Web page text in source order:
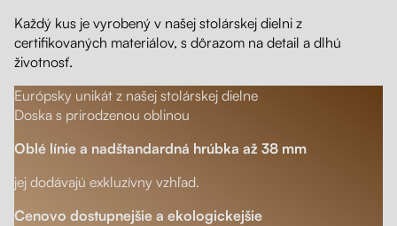
Každý kus je vyrobený v našej stolárskej dielni z
certifikovaných materiálov, s dôrazom na detail a dlhú
životnosť.
Európsky unikát z našej stolárskej dielne
Doska s prirodzenou oblinou
Oblé línie a nadštandardná hrúbka až 38 mm
jej dodávajú exkluzívny vzhľad.
Cenovo dostupnejšie a ekologickejšie